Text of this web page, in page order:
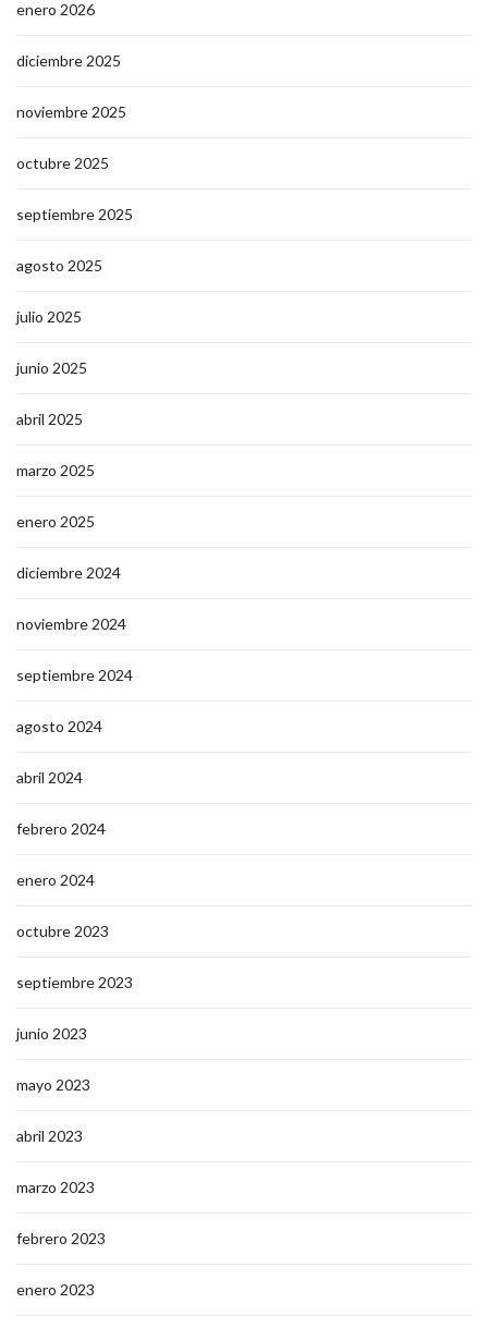
enero 2026
diciembre 2025
noviembre 2025
octubre 2025
septiembre 2025
agosto 2025
julio 2025
junio 2025
abril 2025
marzo 2025
enero 2025
diciembre 2024
noviembre 2024
septiembre 2024
agosto 2024
abril 2024
febrero 2024
enero 2024
octubre 2023
septiembre 2023
junio 2023
mayo 2023
abril 2023
marzo 2023
febrero 2023
enero 2023